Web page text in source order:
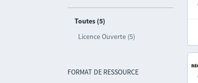
Toutes (5)
Licence Ouverte (5)
FORMAT DE RESSOURCE